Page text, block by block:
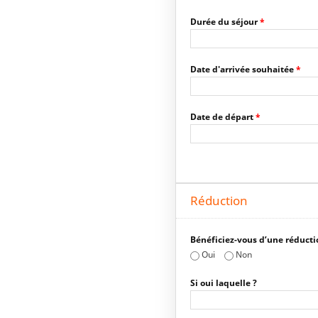
Durée du séjour*
Date d'arrivée souhaitée*
Date de départ*
Réduction
Bénéficiez-vous d’une
Oui
Non
Si oui laquelle ?